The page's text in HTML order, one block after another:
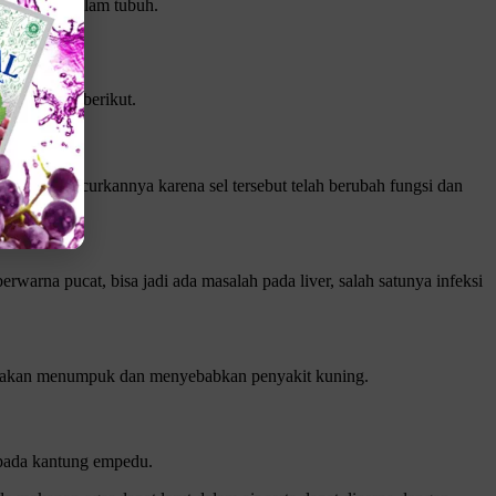
dalam tubuh.
sebagai berikut.
karena sel tersebut telah berubah fungsi dan
pucat, bisa jadi ada masalah pada liver, salah satunya infeksi
menumpuk dan menyebabkan penyakit kuning.
kantung empedu.